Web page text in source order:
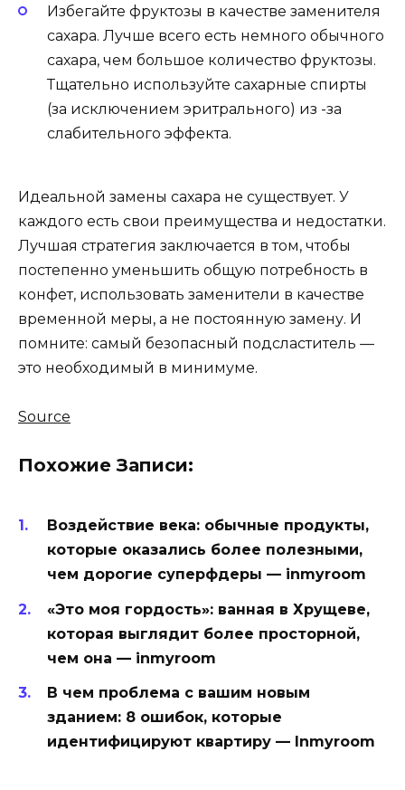
Избегайте фруктозы в качестве заменителя
сахара. Лучше всего есть немного обычного
сахара, чем большое количество фруктозы.
Тщательно используйте сахарные спирты
(за исключением эритрального) из -за
слабительного эффекта.
Идеальной замены сахара не существует. У
каждого есть свои преимущества и недостатки.
Лучшая стратегия заключается в том, чтобы
постепенно уменьшить общую потребность в
конфет, использовать заменители в качестве
временной меры, а не постоянную замену. И
помните: самый безопасный подсластитель —
это необходимый в минимуме.
Source
Похожие Записи:
Воздействие века: обычные продукты,
которые оказались более полезными,
чем дорогие суперфдеры — inmyroom
«Это моя гордость»: ванная в Хрущеве,
которая выглядит более просторной,
чем она — inmyroom
В чем проблема с вашим новым
зданием: 8 ошибок, которые
идентифицируют квартиру — Inmyroom